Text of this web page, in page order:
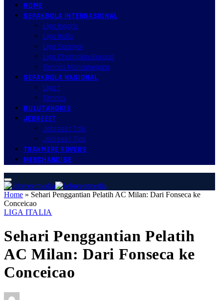
HOME
SEPAKBOLA INTERNASIONAL
Liga Inggris
Liga Italia
Liga Spanyol
Liga Champion/Europa
Timnas Mancanegara
SEPAKBOLA NASIONAL
Liga 1
Timnas
BULUTANGKIS
JEBREEET
Jebreeet Talk
Jebreeet Tips
TRANMERE ROVERS
MERCHANDISE
Home » Sehari Penggantian Pelatih AC Milan: Dari Fonseca ke
Conceicao
LIGA ITALIA
Sehari Penggantian Pelatih
AC Milan: Dari Fonseca ke
Conceicao